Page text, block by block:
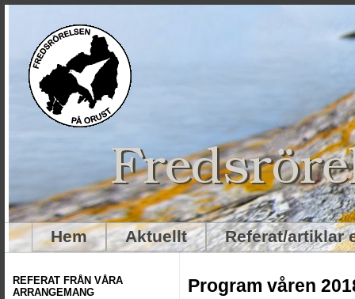
Hem Aktuellt Referat/
REFERAT FRÅN VÅRA
ARRANGEMANG
Program våren